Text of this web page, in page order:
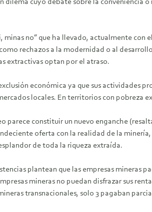
cuyo debate sobre la conveniencia
no” que ha llevado, actualmente con
rechazos a la modernidad o al
extractivas optan por el atraso.
económica ya que sus actividades
locales. En territorios con pobreza
constituir un nuevo enganche
oferta con la realidad de la
de toda la riqueza extraída.
plantean que las empresas mineras
mineras no puedan disfrazar sus
transnacionales, solo 3 pagaban